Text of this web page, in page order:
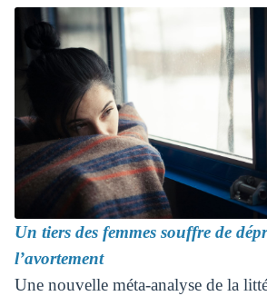
Un tiers des femmes souffre de
l’avortement
Une nouvelle méta-analyse de la